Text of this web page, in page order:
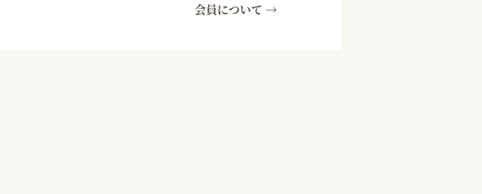
会員について →